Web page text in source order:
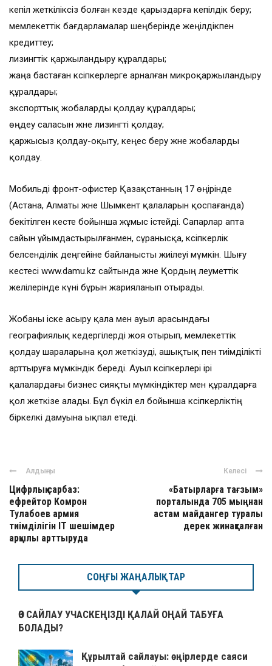
кепіл жеткіліксіз болған кезде қарыздарға кепілдік беру;
мемлекеттік бағдарламалар шеңберінде жеңілдікпен
кредиттеу;
лизингтік қаржыландыру құралдары;
жаңа бастаған кәсіпкерлерге арналған микроқаржыландыру
құралдары;
экспорттық жобаларды қолдау құралдары;
өңдеу саласын және лизингті қолдау;
қаржысыз қолдау-оқыту, кеңес беру және жобаларды
қолдау.
Мобильді фронт-офистер Қазақстанның 17 өңірінде
(Астана, Алматы және Шымкент қалаларын қоспағанда)
бекітілген кесте бойынша жұмыс істейді. Сапарлар апта
сайын ұйымдастырылғанмен, сұранысқа, кәсіпкерлік
белсенділік деңгейіне байланысты жиілеуі мүмкін. Шығу
кестесі www.damu.kz сайтында және Қордың әлеуметтік
желілерінде күні бұрын жарияланып отырады.
Жобаны іске асыру қала мен ауыл арасындағы
географиялық кедергілерді жоя отырып, мемлекеттік
қолдау шараларына қол жеткізуді, ашықтық пен тиімділікті
арттыруға мүмкіндік береді. Ауыл кәсіпкерлері ірі
қалалардағы бизнес сияқты мүмкіндіктер мен құралдарға
қол жеткізе алады. Бұл бүкіл ел бойынша кәсіпкерліктің
біркелкі дамуына ықпал етеді.
Алдыңғы
Цифрлық сарбаз:
ефрейтор Комрон
Тулабоев армия
тиімділігін ІТ шешімдер
арқылы арттыруда
Келесі
«Батырларға тағзым»
порталында 705 мыңнан
астам майдангер туралы
дерек жинақталған
СОҢҒЫ ЖАҢАЛЫҚТАР
ӨЗ САЙЛАУ УЧАСКЕҢІЗДІ ҚАЛАЙ ОҢАЙ ТАБУҒА
БОЛАДЫ?
Құрылтай сайлауы: өңірлерде саяси